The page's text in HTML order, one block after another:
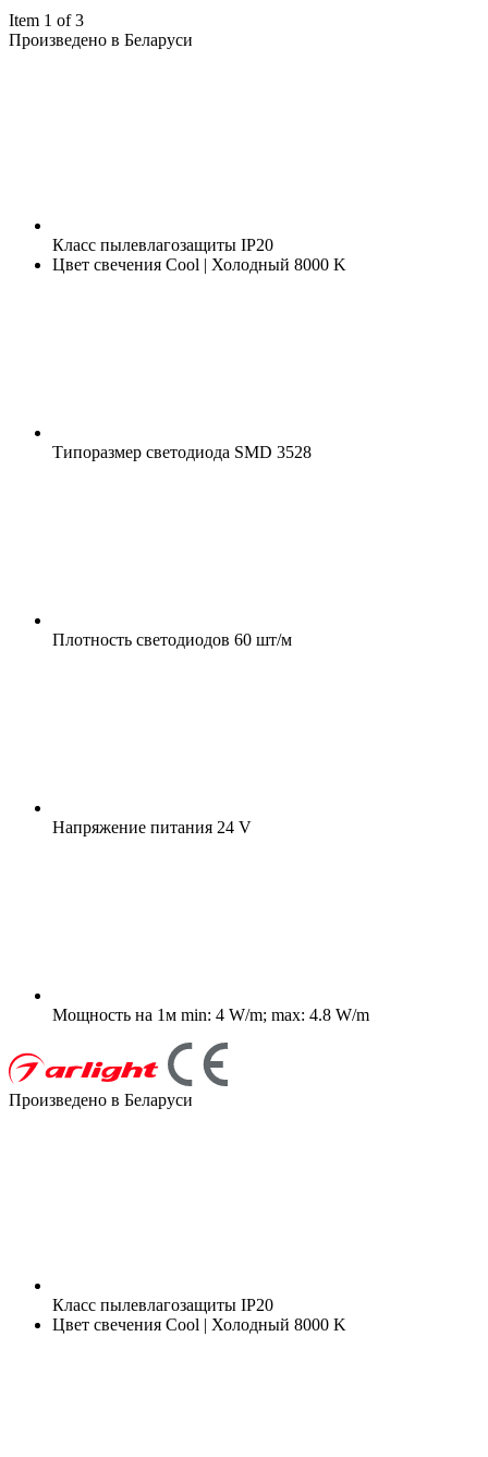
Item 1 of 3
Произведено в Беларуси
Класс пылевлагозащиты IP20
Цвет свечения Cool | Холодный 8000 K
Типоразмер светодиода SMD 3528
Плотность светодиодов 60 шт/м
Напряжение питания 24 V
Мощность на 1м min: 4 W/m; max: 4.8 W/m
Произведено в Беларуси
Класс пылевлагозащиты IP20
Цвет свечения Cool | Холодный 8000 K